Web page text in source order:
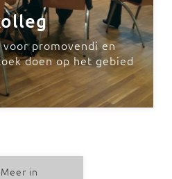
voor promovendi en
doen op het gebied
Meer in